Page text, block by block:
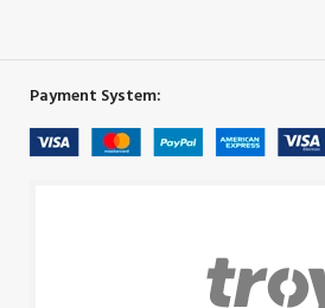
Payment System: